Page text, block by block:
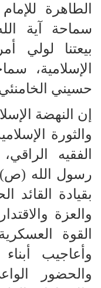
الطاهرة
سماحة آية
بيعتنا لولي
الإسلامية،
حسيني
إن النهضة
والثورة
الفقيه
رسول الله (ص)
بقيادة القائد
والعزة
القوة
وأعاجيب
والحضور